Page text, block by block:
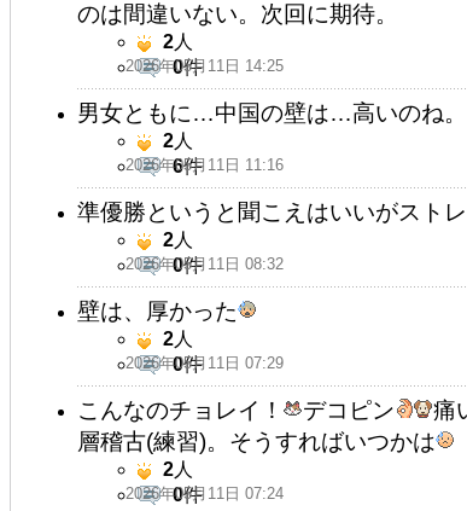
のは間違いない。次回に期待。
2026年05月11日 14:25
2人
0件
男女ともに…中国の壁は…高いのね。
2026年05月11日 11:16
2人
6件
準優勝というと聞こえはいいがスト
2026年05月11日 08:32
2人
0件
壁は、厚かった
2026年05月11日 07:29
2人
0件
こんなのチョレイ！ デコピン 痛
層稽古(練習)。そうすればいつかは
2026年05月11日 07:24
2人
0件